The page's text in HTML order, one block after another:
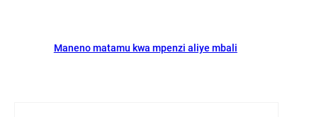
Maneno matamu kwa mpenzi aliye mbali